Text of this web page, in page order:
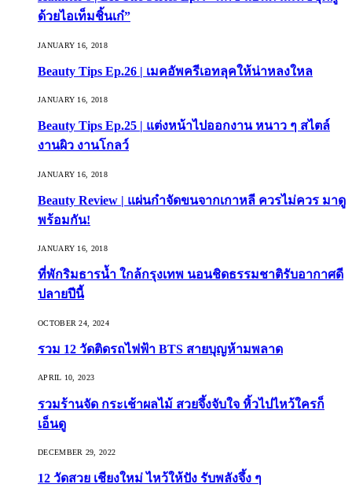
ด้วยไอเท็มชิ้นเก๋”
JANUARY 16, 2018
Beauty Tips Ep.26 | เมคอัพครีเอทลุคให้น่าหลงใหล
JANUARY 16, 2018
Beauty Tips Ep.25 | แต่งหน้าไปออกงาน หนาว ๆ สไตล์
งานผิว งานโกลว์
JANUARY 16, 2018
Beauty Review | แผ่นกำจัดขนจากเกาหลี ควรไม่ควร มาดู
พร้อมกัน!
JANUARY 16, 2018
ที่พักริมธารน้ำ ใกล้กรุงเทพ นอนชิดธรรมชาติรับอากาศดี
ปลายปีนี้
OCTOBER 24, 2024
รวม 12 วัดติดรถไฟฟ้า BTS สายบุญห้ามพลาด
APRIL 10, 2023
รวมร้านจัด กระเช้าผลไม้ สวยจึ้งจับใจ หิ้วไปไหว้ใครก็
เอ็นดู
DECEMBER 29, 2022
12 วัดสวย เชียงใหม่ ไหว้ให้ปัง รับพลังจึ้ง ๆ